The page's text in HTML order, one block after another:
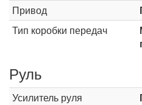
Привод
Тип коробки передач
Руль
Усилитель руля